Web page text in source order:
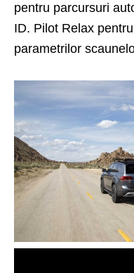
pentru parcursuri
ID. Pilot Relax
parametrilor